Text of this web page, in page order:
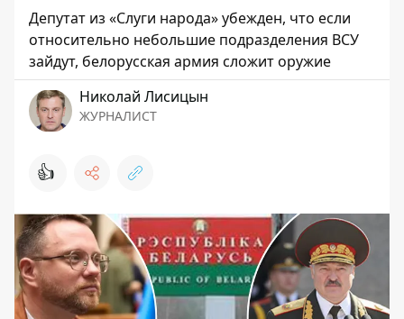
Депутат из «Слуги народа» убежден, что если
относительно небольшие подразделения ВСУ
зайдут, белорусская армия сложит оружие
Николай Лисицын
ЖУРНАЛИСТ
👍